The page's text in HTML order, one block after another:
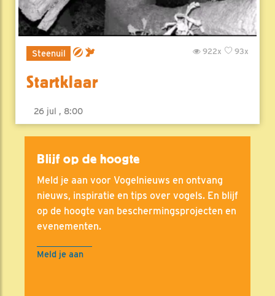
Steenuil 93x
922x
Startklaar
26 jul , 8:00
Blijf op de hoogte
Meld je aan voor Vogelnieuws en ontvang
nieuws, inspiratie en tips over vogels. En blijf
op de hoogte van beschermingsprojecten en
evenementen.
Meld je aan